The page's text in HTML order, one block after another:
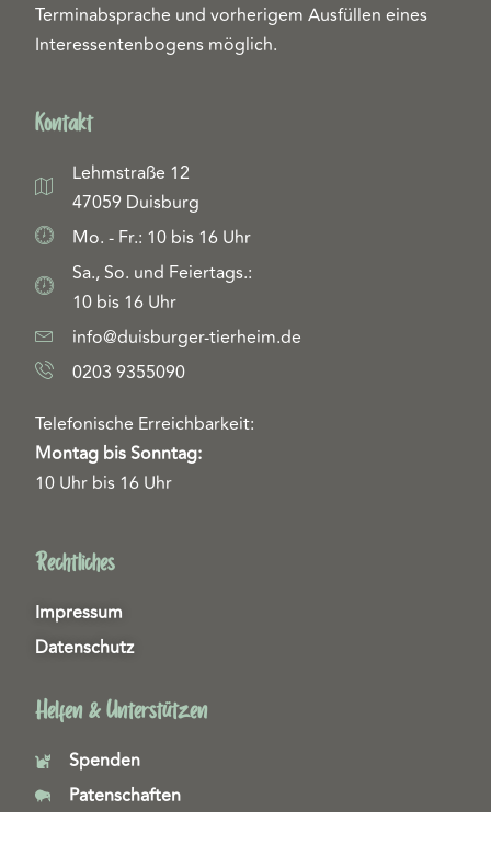
Terminabsprache und vorherigem Ausfüllen eines
Interessentenbogens möglich.
Kontakt
Lehmstraße 12
47059 Duisburg
Mo. - Fr.: 10 bis 16 Uhr
Sa., So. und Feiertags.:
10 bis 16 Uhr
info@duisburger-tierheim.de
0203 9355090
Telefonische Erreichbarkeit:
Montag bis Sonntag:
10 Uhr bis 16 Uhr
Rechtliches
Impressum
Datenschutz
Helfen & Unterstützen
Spenden
Patenschaften